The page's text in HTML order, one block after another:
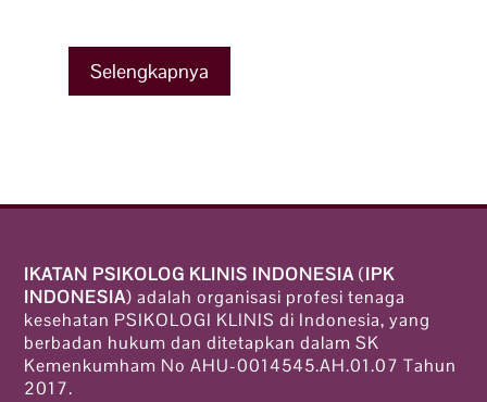
Selengkapnya
IKATAN PSIKOLOG KLINIS INDONESIA(IPK
INDONESIA) adalah organisasi profesi tenaga
kesehatan PSIKOLOGI KLINIS di Indonesia, yang
berbadan hukum dan ditetapkan dalam SK
Kemenkumham No AHU-0014545.AH.01.07 Tahun
2017.